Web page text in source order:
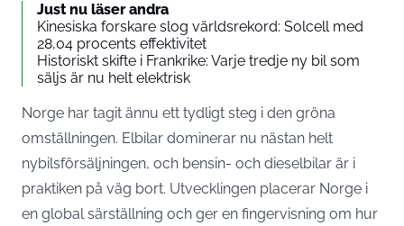
Just nu läser andra
Kinesiska forskare slog världsrekord: Solcell med
28,04 procents effektivitet
Historiskt skifte i Frankrike: Varje tredje ny bil som
säljs är nu helt elektrisk
Norge har tagit ännu ett tydligt steg i den gröna
omställningen. Elbilar dominerar nu nästan helt
nybilsförsäljningen, och bensin- och dieselbilar är i
praktiken på väg bort. Utvecklingen placerar Norge i
en global särställning och ger en fingervisning om hur